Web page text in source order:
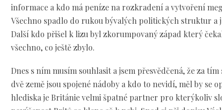
informace a kdo má peníze na rozkradení a vytvoření
Všechno spadlo do rukou bývalých politických struktur a
Další kdo přišel k lizu byl zkorumpovaný západ který
všechno, co ještě zbylo.
Dnes s ním musím souhlasit a jsem přesvědčená, že za
dvě země jsou spojené nádoby a kdo to nevidí, měl by se
hlediska je Británie velmi špatné partner pro kterýkoliv